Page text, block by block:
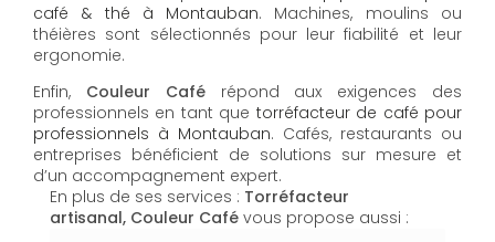
café & thé à Montauban. Machines, moulins ou
théières sont sélectionnés pour leur fiabilité et leur
ergonomie.
Enfin, Couleur Caférépond aux exigences des
professionnels en tant que torréfacteur de café pour
professionnels à Montauban. Cafés, restaurants ou
entreprises bénéficient de solutions sur mesure et
d’un accompagnement expert.
En plus de ses services : Torréfacteur
artisanal, Couleur Café vous propose aussi :